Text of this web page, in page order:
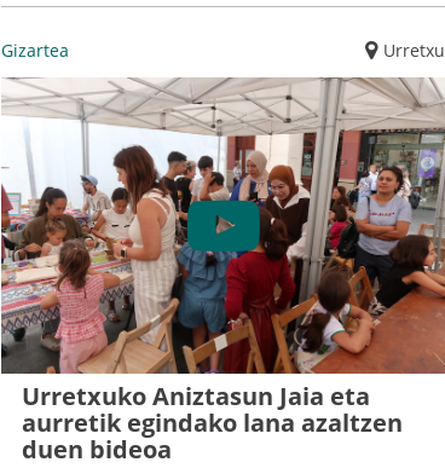
Gizartea Urretxu
Urretxuko Aniztasun Jaia eta
aurretik egindako lana azaltzen
duen bideoa